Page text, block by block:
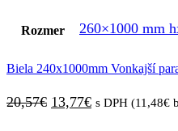
Rozmer 260×1000 mm
Biela 240x1000mm Vonkajší
20,57€ Pôvodná
13,77€Aktuálna
s DPH (11,48€